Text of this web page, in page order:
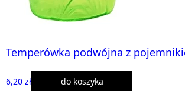
Temperówka podwójna z
6,20 zł do koszyka